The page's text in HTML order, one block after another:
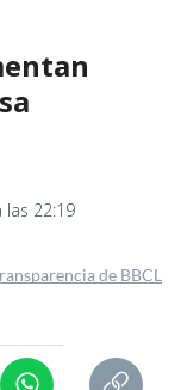
22:19
de BBCL